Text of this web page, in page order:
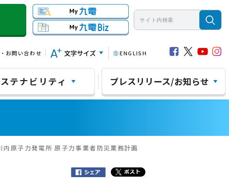
お問い合わせ 文字サイズ ENGLISH
テナビリティ プレスリリース/お知らせ
内原子力発電所 原子力事業者防災業務計画